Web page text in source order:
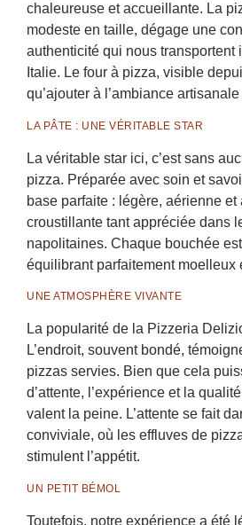
chaleureuse et accueillante. La
modeste en taille, dégage une
authenticité qui nous transportent
Italie. Le four à pizza, visible
qu’ajouter à l’ambiance
LA PÂTE : UNE VÉRITABLE STAR
La véritable star ici, c’est sans
pizza. Préparée avec soin et
base parfaite : légère, aérienne et
croustillante tant appréciée dans
napolitaines. Chaque bouchée
équilibrant parfaitement moelleux
UNE ATMOSPHÈRE VIVANTE
La popularité de la Pizzeria
L’endroit, souvent bondé,
pizzas servies. Bien que cela
d’attente, l’expérience et la
valent la peine. L’attente se fait
conviviale, où les effluves de
stimulent l’appétit.
UN PETIT BÉMOL
Toutefois, notre expérience a été